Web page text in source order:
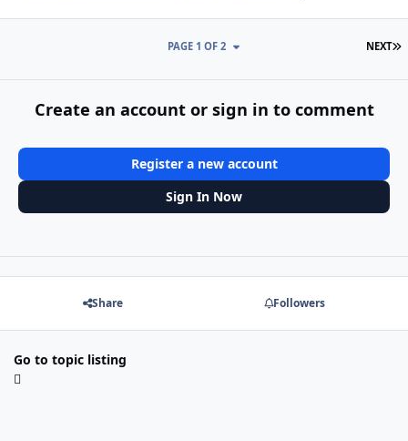
NEXT
PAGE 1 OF 2
Create an account or sign in to comment
Register a new account
Sign In Now
Share Followers
Go to topic listing